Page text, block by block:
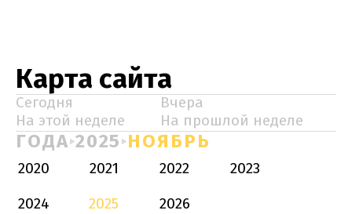
Карта сайта
Сегодня
Вчера
На этой неделе
На прошлой неделе
ГОДА 2025 НОЯБРЬ
2020 2021 2022
2023
2024
2025 2026